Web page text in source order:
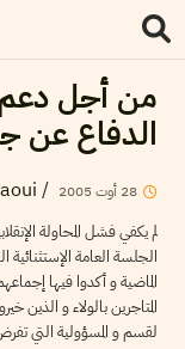
من أجل دعم
الدفاع عن
28 أوت 2005
/
لم يكفي فشل المحاولة
الجلسة العامة
الماضية و أكدوا فيها
المتاجرين بالولاء و الذين
لقسم و المسؤولية التي